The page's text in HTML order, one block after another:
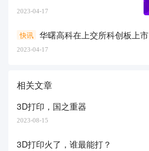
2023-04-17
华曙高科在上交所科创板上市
快讯
2023-04-17
相关文章
3D打印，国之重器
2023-08-15
3D打印火了，谁最能打？